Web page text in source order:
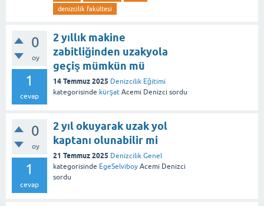
denizcilik fakültesi
0
oy
1
cevap
2 yıllık makine
zabitliğinden uzakyola
geçiş mümkün mü
14 Temmuz 2025 Denizcilik Eğitimi
kategorisinde kürşat Acemi Denizci sordu
0
oy
1
cevap
2 yıl okuyarak uzak yol
kaptanı olunabilir mi
21 Temmuz 2025 Denizcilik Genel
kategorisinde EgeSelviboy Acemi Denizci
sordu